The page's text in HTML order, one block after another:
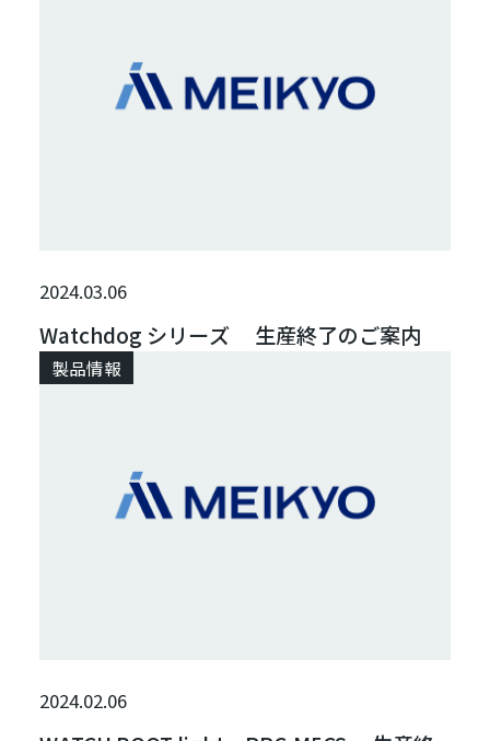
2024.03.06
Watchdog シリーズ 生産終了のご案内
製品情報
2024.02.06